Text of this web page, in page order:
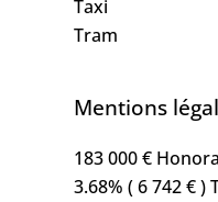
Taxi
Tram
Mentions
183 000 €
3.68% ( 6 742 € )